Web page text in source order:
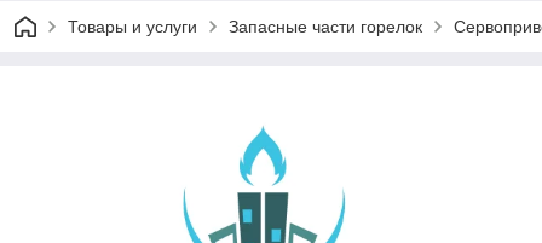
Товары и услуги Запасные части горелок